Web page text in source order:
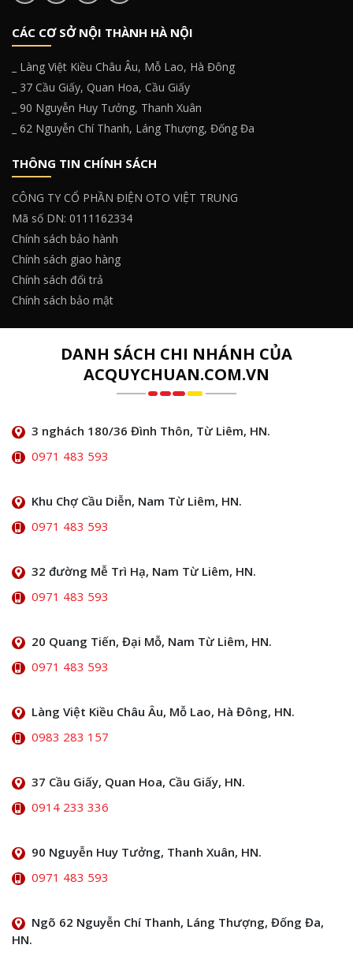
CÁC CƠ SỞ NỘI THÀNH HÀ NỘI
_ Làng Việt Kiều Châu Âu, Mỗ Lao, Hà Đông
_ 37 Cầu Giấy, Quan Hoa, Cầu Giấy
_ 90 Nguyễn Huy Tưởng, Thanh Xuân
_ 62 Nguyễn Chí Thanh, Láng Thượng, Đống Đa
THÔNG TIN CHÍNH SÁCH
CÔNG TY CỔ PHẦN ĐIỆN OTO VIỆT TRUNG
Mã số DN: 0111162334
Chính sách bảo hành
Chính sách giao hàng
Chính sách đổi trả
Chính sách bảo mật
DANH SÁCH CHI NHÁNH CỦA
ACQUYCHUAN.COM.VN
3 nghách 180/36 Đình Thôn, Từ Liêm, HN.
0971 483 593
Khu Chợ Cầu Diễn, Nam Từ Liêm, HN.
0971 483 593
32 đường Mễ Trì Hạ, Nam Từ Liêm, HN.
0971 483 593
20 Quang Tiến, Đại Mỗ, Nam Từ Liêm, HN.
0971 483 593
Làng Việt Kiều Châu Âu, Mỗ Lao, Hà Đông, HN.
0983 283 157
37 Cầu Giấy, Quan Hoa, Cầu Giấy, HN.
0914 233 336
90 Nguyễn Huy Tưởng, Thanh Xuân, HN.
0971 483 593
Ngõ 62 Nguyễn Chí Thanh, Láng Thượng, Đống Đa,
HN.